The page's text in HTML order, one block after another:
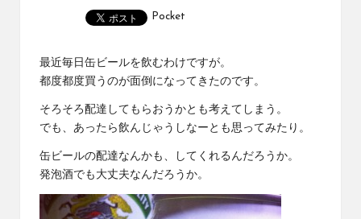
Pocket
最近毎日缶ビールを飲むわけですが。
都度都度買うのが面倒になってきたのです。
そろそろ配達してもらおうかとも考えてしまう。
でも、あったら飲んじゃうしなーとも思ってみたり。
缶ビールの配達なんかも、してくれるんだろうか。
発泡酒でも大丈夫なんだろうか。